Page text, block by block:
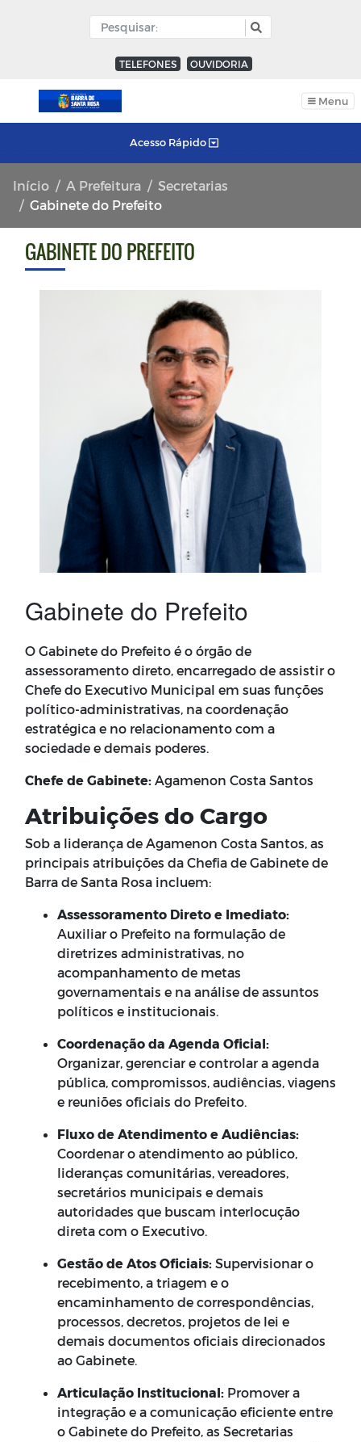
TELEFONES OUVIDORIA
Menu
Acesso Rápido
Início A Prefeitura
Secretarias
Gabinete do Prefeito
GABINETE DO PREFEITO
Gabinete do Prefeito
O Gabinete do Prefeito é o órgão de
assessoramento direto, encarregado de assistir o
Chefe do Executivo Municipal em suas funções
político-administrativas, na coordenação
estratégica e no relacionamento com a
sociedade e demais poderes.
Chefe de Gabinete: Agamenon Costa Santos
Atribuições do Cargo
Sob a liderança de Agamenon Costa Santos, as
principais atribuições da Chefia de Gabinete de
Barra de Santa Rosa incluem:
Assessoramento Direto e Imediato:
Auxiliar o Prefeito na formulação de
diretrizes administrativas, no
acompanhamento de metas
governamentais e na análise de assuntos
políticos e institucionais.
Coordenação da Agenda Oficial:
Organizar, gerenciar e controlar a agenda
pública, compromissos, audiências, viagens
e reuniões oficiais do Prefeito.
Fluxo de Atendimento e Audiências:
Coordenar o atendimento ao público,
lideranças comunitárias, vereadores,
secretários municipais e demais
autoridades que buscam interlocução
direta com o Executivo.
Gestão de Atos Oficiais: Supervisionar o
recebimento, a triagem e o
encaminhamento de correspondências,
processos, decretos, projetos de lei e
demais documentos oficiais direcionados
ao Gabinete.
Articulação Institucional: Promover a
integração e a comunicação eficiente entre
o Gabinete do Prefeito, as Secretarias